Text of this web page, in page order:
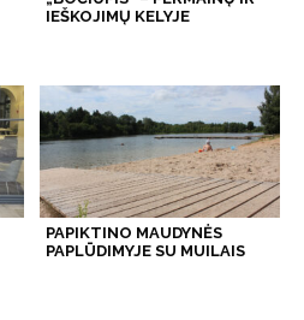
IEŠKOJIMŲ KELYJE
PAPIKTINO MAUDYNĖS
PAPLŪDIMYJE SU MUILAIS